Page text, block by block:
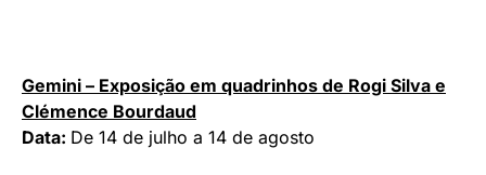
Gemini – Exposição em quadrinhos de Rogi Silva e
Clémence Bourdaud
Data: De 14 de julho a 14 de agosto